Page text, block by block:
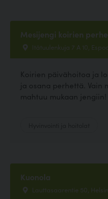
Mesijengi koirien
Itätuulenkuja 7 A 10, Espoo
Koirien päivähoitoa ja
ja osana perhettä. Vain
mahtuu mukaan jengiin!
Kuonola
Lauttasaarentie 50,